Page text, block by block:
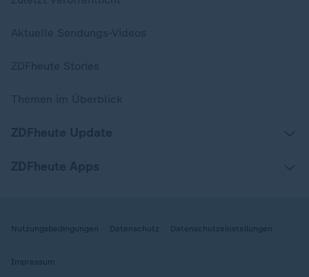
Nutzungsbedingungen Datenschutz Datenschutzeinstellungen
Impressum